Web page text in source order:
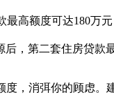
高额度可达180万
，第二套住房贷款
消弭你的顾虑。建